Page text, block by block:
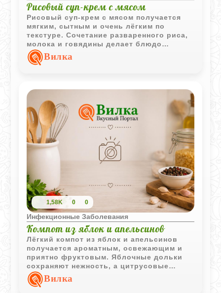
Рисовый суп-крем с мясом
Рисовый суп-крем с мясом получается
мягким, сытным и очень лёгким по
текстуре. Сочетание разваренного риса,
молока и говядины делает блюдо
особенно комфортным для домашнего
обеда.Вилка
1,58K 0 0
Инфекционные Заболевания
Компот из яблок и апельсинов
Лёгкий компот из яблок и апельсинов
получается ароматным, освежающим и
приятно фруктовым. Яблочные дольки
сохраняют нежность, а цитрусовые
добавляют напитку яркий вкус и лёгкую
кислинку.
Вилка